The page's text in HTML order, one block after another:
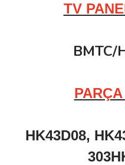
TV
BMTC/
HK43D08,